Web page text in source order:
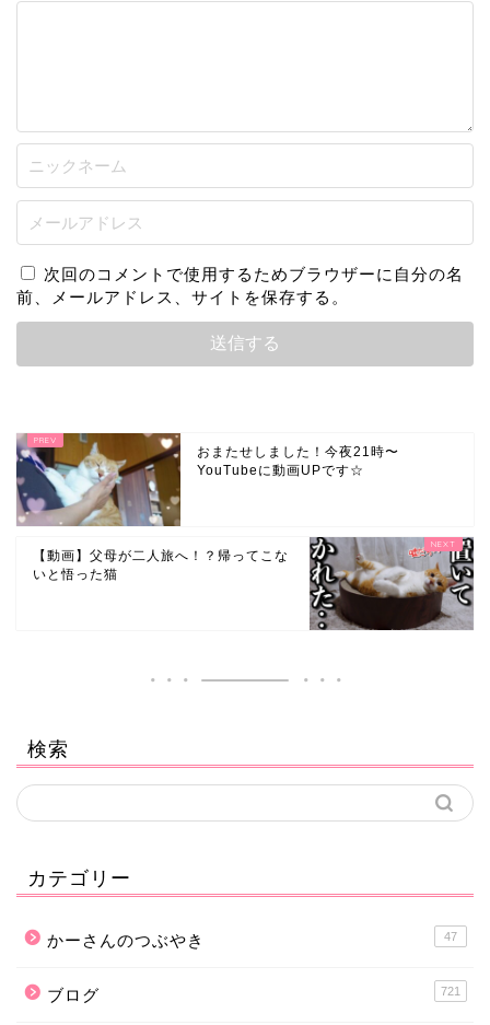
次回のコメントで使用するためブラウザーに自分の名
前、メールアドレス、サイトを保存する。
おまたせしました！今夜21時〜
YouTubeに動画UPです☆
【動画】父母が二人旅へ！？帰ってこな
いと悟った猫
検索
カテゴリー
かーさんのつぶやき 47
ブログ 721